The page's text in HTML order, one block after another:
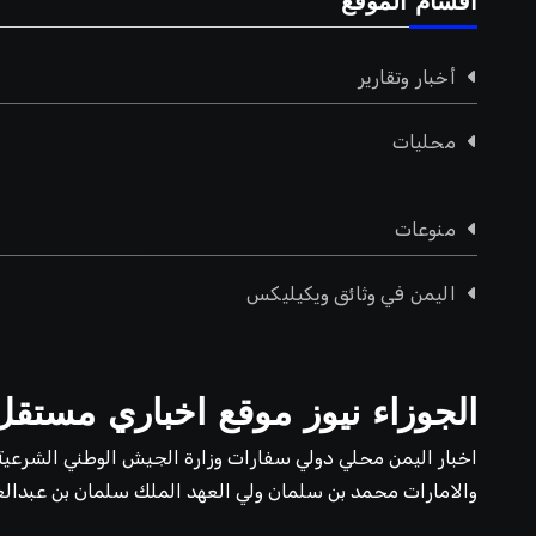
أخبار وتقارير
محليات
منوعات
اليمن في وثائق ويكيليكس
الجوزاء نيوز موقع اخباري
اخبار اليمن محلي دولي سفارات وزارة الجيش الوطني
والامارات محمد بن سلمان ولي العهد الملك سلمان بن